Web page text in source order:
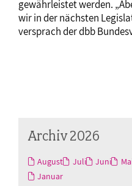
gewährleistet werden.
wir in der nächsten
versprach der dbb
Archiv 2026
August Juli Juni
Januar